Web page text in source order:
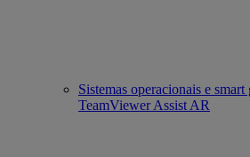
Sistemas operacionais e smart
TeamViewer Assist AR